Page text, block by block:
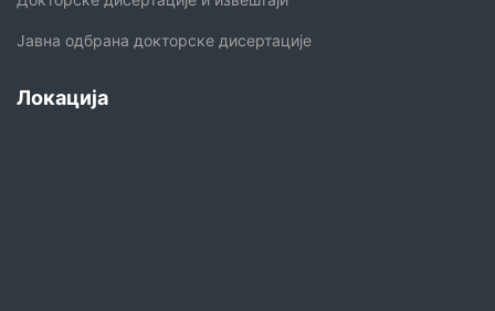
Јавна одбрана докторске дисертације
Локација